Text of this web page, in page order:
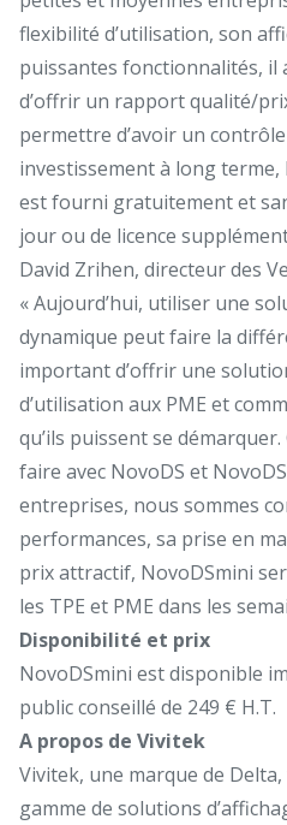
flexibilité d’utilisation, son
puissantes fonctionnalités, il
d’offrir un rapport qualité/
permettre d’avoir un
investissement à long terme,
est fourni gratuitement et
jour ou de licence
David Zrihen, directeur des
« Aujourd’hui, utiliser une
dynamique peut faire la
important d’offrir une
d’utilisation aux PME et
qu’ils puissent se
faire avec NovoDS et
entreprises, nous sommes
performances, sa prise en
prix attractif, NovoDSmini
les TPE et PME dans les
Disponibilité et prix
NovoDSmini est disponible
public conseillé de 249 € H.T.
A propos de Vivitek
Vivitek, une marque de
gamme de solutions